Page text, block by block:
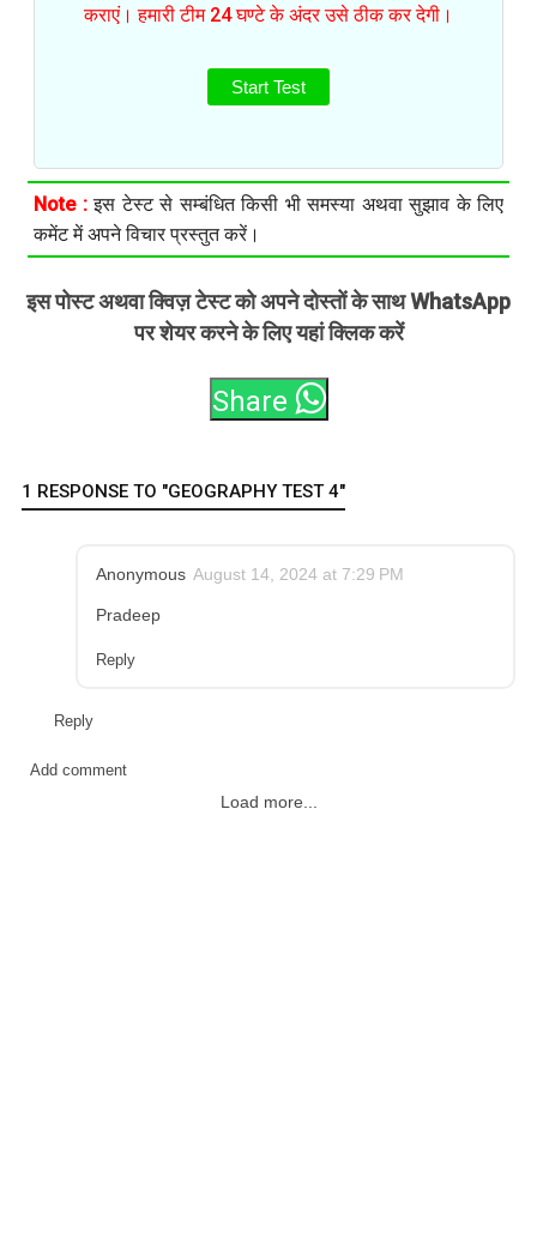
कराएं। हमारी टीम 24 घण्टे के अंदर उसे ठीक कर देगी।
Start Test
Note :इस टेस्ट से सम्बंधित किसी भी समस्या अथवा सुझाव के लिए
कमेंट में अपने विचार प्रस्तुत करें।
इस पोस्ट अथवा क्विज़ टेस्ट को अपने दोस्तों के साथ WhatsApp
पर शेयर करने के लिए यहां क्लिक करें
Share
1 RESPONSE TO "GEOGRAPHY TEST 4"
Anonymous August 14, 2024 at 7:29 PM
Pradeep
Reply
Reply
Add comment
Load more...